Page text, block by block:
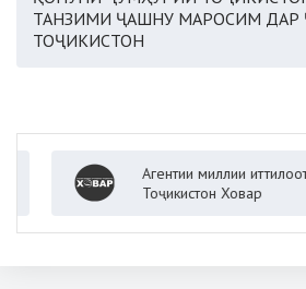
ТАНЗИМИ ҶАШНУ МАРОСИМ ДАР
ТОҶИКИСТОН
Агентии миллии иттилоотии
Тоҷикистон Ховар